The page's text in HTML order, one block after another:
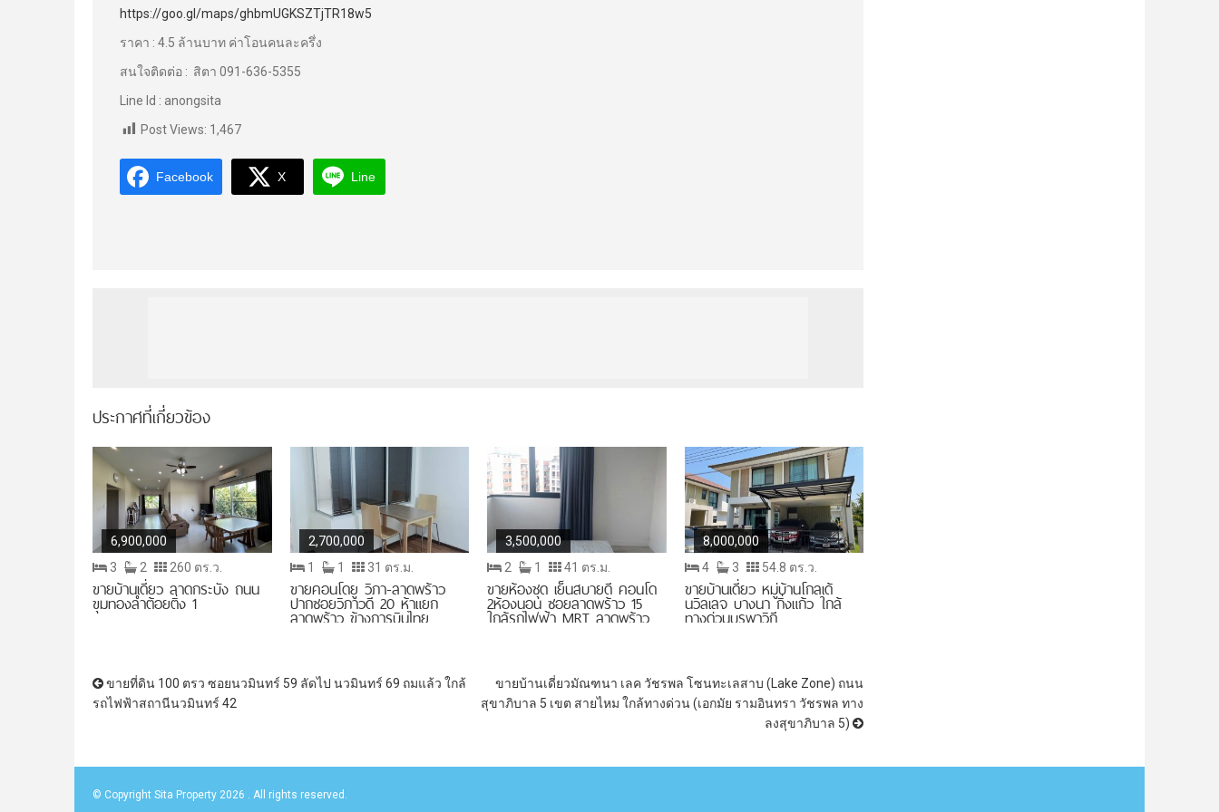
https://goo.gl/maps/ghbmUGKSZTjTR18w5
ราคา : 4.5 ล้านบาท ค่าโอนคนละครึ่ง
สนใจติดต่อ : สิตา 091-636-5355
Line Id : anongsita
Post Views: 1,467
Facebook X Line
ประกาศที่เกี่ยวข้อง
6,900,000
3
2 260 ตร.ว.
ขายบ้านเดี่ยว ลาดกระบัง ถนน
ขุมทองลำต้อยติ่ง 1
2,700,000
1
1 31 ตร.ม.
ขายคอนโดยู วิภา-ลาดพร้าว
ปากซอยวิภาวดี 20 ห้าแยก
ลาดพร้าว ข้างการบินไทย
3,500,000
2
1 41 ตร.ม.
ขายห้องชุด เย็นสบายดี คอนโด
2ห้องนอน ซอยลาดพร้าว 15
ใกล้รถไฟฟ้า MRT ลาดพร้าว
8,000,000
4
3 54.8 ตร.ว.
ขายบ้านเดี่ยว หมู่บ้านโกลเด้
นวิลเลจ บางนา กิ่งแก้ว ใกล้
ทางด่วนบูรพาวิถี
นำทางโพสต์
ขายที่ดิน 100 ตรว ซอยนวมินทร์ 59 ลัดไป นวมินทร์ 69 ถมแล้ว ใกล้
รถไฟฟ้าสถานีนวมินทร์ 42
ขายบ้านเดี่ยวมัณฑนา เลค วัชรพล โซนทะเลสาบ (Lake Zone) ถนน
สุขาภิบาล 5 เขต สายไหม ใกล้ทางด่วน (เอกมัย รามอินทรา วัชรพล ทาง
ลงสุขาภิบาล 5)
© Copyright Sita Property 2026 . All rights reserved.